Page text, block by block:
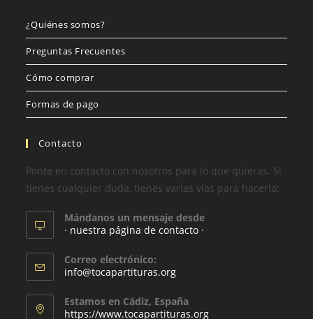
¿Quiénes somos?
Preguntas Frecuentes
Cómo comprar
Formas de pago
Contacto
Ponte en contacto con nosotros para lo que quieras. Si
tienes cualquier duda, tienes varias vías para hacerlo:
Mándanos un mensaje desde
· nuestra página de contacto ·
Correo electrónico:
info@tocapartituras.org
Estamos en Cádiz, España
https://www.tocapartituras.org